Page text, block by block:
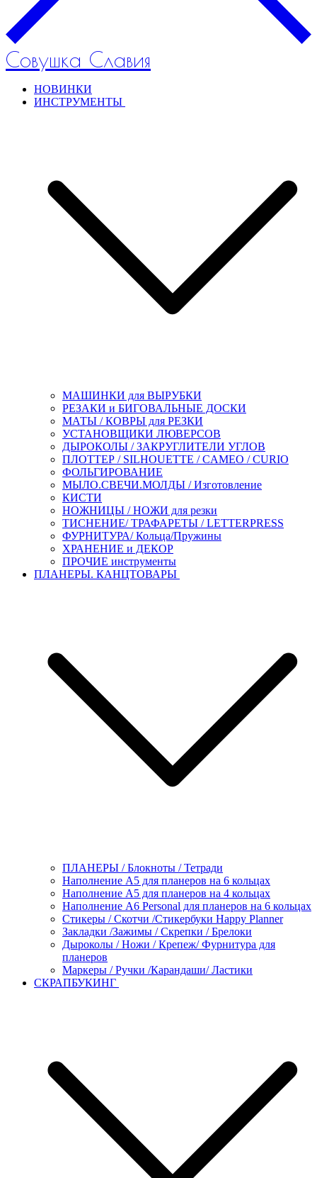
Совушка Славия
НОВИНКИ
ИНСТРУМЕНТЫ
МАШИНКИ для ВЫРУБКИ
РЕЗАКИ и БИГОВАЛЬНЫЕ ДОСКИ
МАТЫ / КОВРЫ для РЕЗКИ
УСТАНОВЩИКИ ЛЮВЕРСОВ
ДЫРОКОЛЫ / ЗАКРУГЛИТЕЛИ УГЛОВ
ПЛОТТЕР / SILHOUETTE / CAMEO / CURIO
ФОЛЬГИРОВАНИЕ
МЫЛО.СВЕЧИ.МОЛДЫ / Изготовление
КИСТИ
НОЖНИЦЫ / НОЖИ для резки
ТИСНЕНИЕ/ ТРАФАРЕТЫ / LETTERPRESS
ФУРНИТУРА/ Кольца/Пружины
ХРАНЕНИЕ и ДЕКОР
ПРОЧИЕ инструменты
ПЛАНЕРЫ. КАНЦТОВАРЫ
ПЛАНЕРЫ / Блокноты / Тетради
Наполнение А5 для планеров на 6 кольцах
Наполнение А5 для планеров на 4 кольцах
Наполнение А6 Personal для планеров на 6 кольцах
Стикеры / Скотчи /Стикербуки Happy Planner
Закладки /Зажимы / Скрепки / Брелоки
Дыроколы / Ножи / Крепеж/ Фурнитура для
планеров
Маркеры / Ручки /Карандаши/ Ластики
СКРАПБУКИНГ